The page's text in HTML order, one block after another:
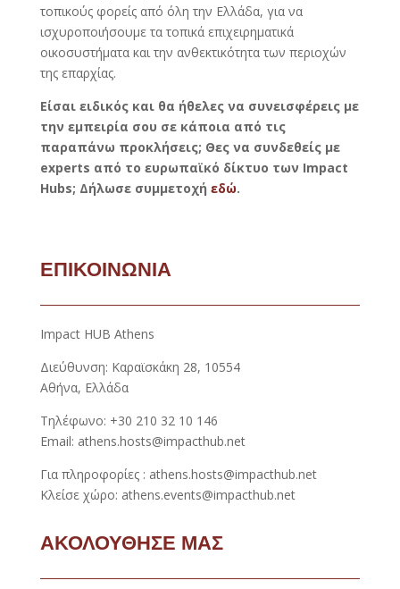
τοπικούς φορείς από όλη την Ελλάδα, για να
ισχυροποιήσουμε τα τοπικά επιχειρηματικά
οικοσυστήματα και την ανθεκτικότητα των περιοχών
της επαρχίας.
Είσαι ειδικός και θα ήθελες να συνεισφέρεις με
την εμπειρία σου σε κάποια από τις
παραπάνω προκλήσεις; Θες να συνδεθείς με
experts από το ευρωπαϊκό δίκτυο των Impact
Hubs; Δήλωσε συμμετοχή εδώ.
ΕΠΙΚΟΙΝΩΝΙΑ
Impact HUB Athens
Διεύθυνση: Καραϊσκάκη 28, 10554
Αθήνα, Ελλάδα
Τηλέφωνο: +30 210 32 10 146
Email: athens.hosts@impacthub.net
Για πληροφορίες : athens.hosts@impacthub.net
Κλείσε χώρο: athens.events@impacthub.net
ΑΚΟΛΟΥΘΗΣΕ ΜΑΣ